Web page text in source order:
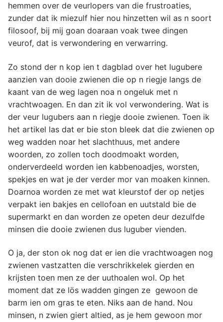
hemmen over de veurlopers van die frustroaties,
zunder dat ik miezulf hier nou hinzetten wil as n soort
filosoof, bij mij goan doaraan voak twee dingen
veurof, dat is verwondering en verwarring.
Zo stond der n kop ien t dagblad over het lugubere
aanzien van dooie zwienen die op n riegje langs de
kaant van de weg lagen noa n ongeluk met n
vrachtwoagen. En dan zit ik vol verwondering. Wat is
der veur lugubers aan n riegje dooie zwienen. Toen ik
het artikel las dat er bie ston bleek dat die zwienen op
weg wadden noar het slachthuus, met andere
woorden, zo zollen toch doodmoakt worden,
onderverdeeld worden ien kabbenoadjes, worsten,
spekjes en wat je der verder mor van moaken kinnen.
Doarnoa worden ze met wat kleurstof der op netjes
verpakt ien bakjes en cellofoan en uutstald bie de
supermarkt en dan worden ze opeten deur dezulfde
minsen die dooie zwienen dus luguber vienden.
O ja, der ston ok nog dat er ien die vrachtwoagen nog
zwienen vastzatten die verschrikkelek gierden en
krijsten toen men ze der uuthoalen wol. Op het
moment dat ze lös wadden gingen ze gewoon de
barm ien om gras te eten. Niks aan de hand. Nou
minsen, n zwien giert altied, as je hem gewoon mor